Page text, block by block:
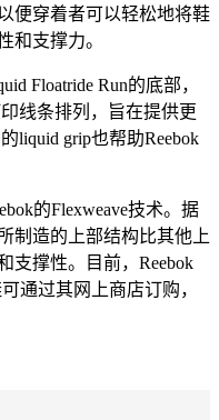
便穿着者可以轻松地将鞋
和支撑力。
Floatride Run的底部，
线条排列，旨在提供更
liquid grip也帮助Reebok
的Flexweave技术。据
制造的上部结构比其他上
支撑性。目前，Reebok
通过其网上商店订购，